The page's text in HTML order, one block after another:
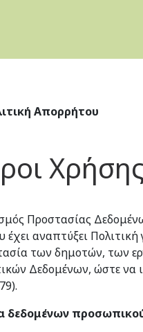
Απορρήτου
Προστασίας
αναπτύξει
των δημοτών, των
Δεδομένων, ώστε να
δεδομένων